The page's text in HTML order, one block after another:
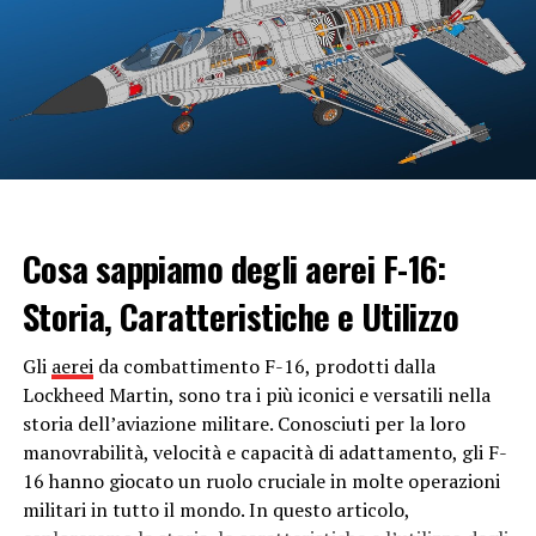
materiale resistivo, spesso ceramica, avvolto attorno ad
un nucleo di metallo. Quando si attiva l’accensione
dell’auto, la centralina elettronica invia un segnale alle
candelette per riscaldarsi. Questo riscaldamento
aumenta la temperatura nell’interno della camera di
combustione, permettendo al carburante di infiammarsi
spengono automaticamente.
Perché sono importanti?
Le candelette dell’autosono cruciali per garantire un
avvio agevole e affidabile del motorediesel,
specialmente in condizioni di freddo. Un avviamento
difficoltoso o un fallimento nel far partire il motore
possono causare disagi e ritardi, specialmente in
Cosa sappiamo degli aerei F-16:
Storia, Caratteristiche e Utilizzo
Gli aereida combattimento F-16, prodotti dalla
Lockheed Martin, sono tra i più iconici e versatili nella
storia dell’aviazione militare. Conosciuti per la loro
manovrabilità, velocità e capacità di adattamento, gli F-
16 hanno giocato un ruolo cruciale in molte operazioni
militari in tutto il mondo. In questo articolo,